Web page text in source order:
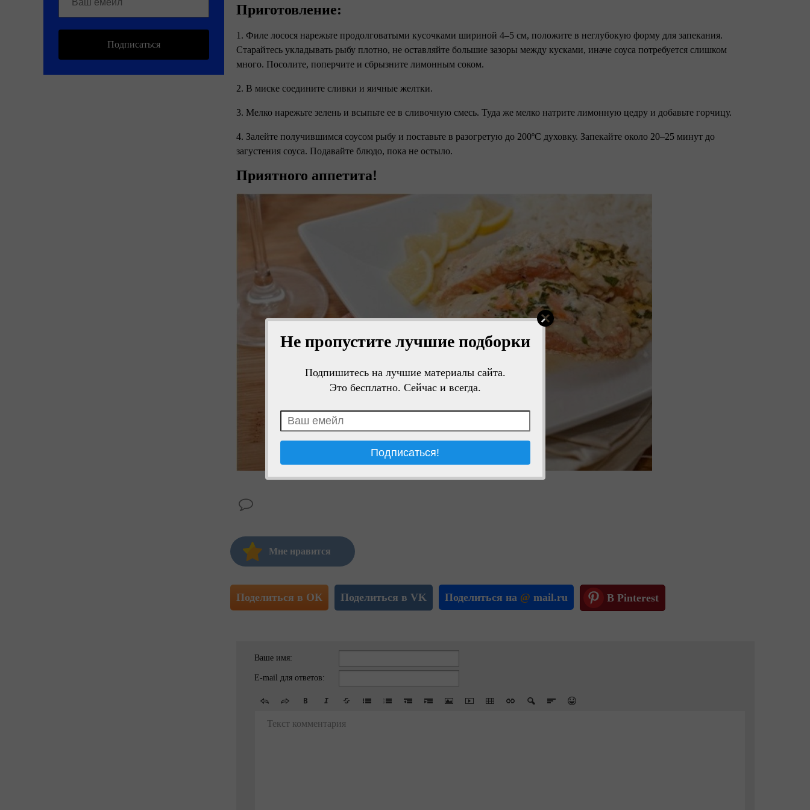
Не пропустите лучшие подборки
Подпишитесь на лучшие материалы сайта.
Это бесплатно. Сейчас и всегда.
Подписаться
Приготовление:
1. Филе лосося нарежьте продолговатыми кусочками шириной 4–5 см, положите в неглубокую форму для запекания.
Старайтесь укладывать рыбу плотно, не оставляйте большие зазоры между кусками, иначе соуса потребуется слишком
много. Посолите, поперчите и сбрызните лимонным соком.
2. В миске соедините сливки и яичные желтки.
3. Мелко нарежьте зелень и всыпьте ее в сливочную смесь. Туда же мелко натрите лимонную цедру и добавьте горчицу.
4. Залейте получившимся соусом рыбу и поставьте в разогретую до 200ºC духовку. Запекайте около 20–25 минут до
загустения соуса. Подавайте блюдо, пока не остыло.
Приятного аппетита!
Мне нравится
Поделиться в ОК Поделиться в VK Поделиться на @ mail.ru В Pinterest
Ваше имя:
E-mail для ответов:
Текст комментария